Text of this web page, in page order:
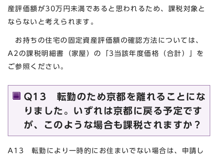
産評価額が30万円未満であると思われるため、課税対象と
ならないと考えられます。
お持ちの住宅の固定資産評価額の確認方法については、
A2の課税明細書（家屋）の「3当該年度価格（合計）」を
ご参照ください。
Q13 転勤のため京都を離れることにな
りました。いずれは京都に戻る予定です
が、このような場合も課税されますか？
A13 転勤により一時的にお住まいでない場合は、申請し